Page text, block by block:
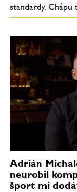
standardy.
Adrián
neurobil
šport mi